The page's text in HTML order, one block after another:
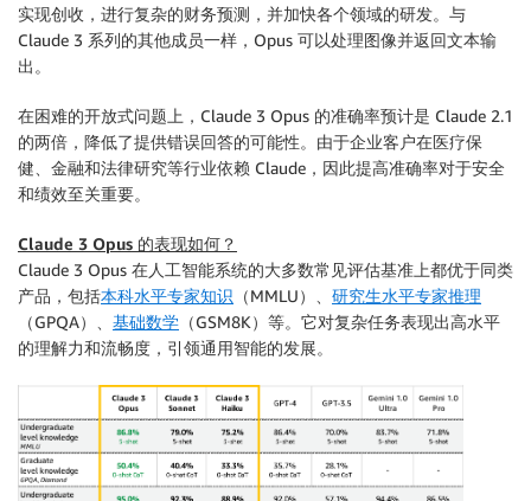
实现创收，进行复杂的财务预测，并加快各个领域的研发。与
Claude 3 系列的其他成员一样，Opus 可以处理图像并返回文本输
出。
在困难的开放式问题上，Claude 3 Opus 的准确率预计是 Claude 2.1
的两倍，降低了提供错误回答的可能性。由于企业客户在医疗保
健、金融和法律研究等行业依赖 Claude，因此提高准确率对于安全
和绩效至关重要。
Claude 3 Opus 的表现如何？
Claude 3 Opus 在人工智能系统的大多数常见评估基准上都优于同类
产品，包括本科水平专家知识 （MMLU）、 研究生水平专家推理
（GPQA）、 基础数学 （GSM8K）等。它对复杂任务表现出高水平
的理解力和流畅度，引领通用智能的发展。